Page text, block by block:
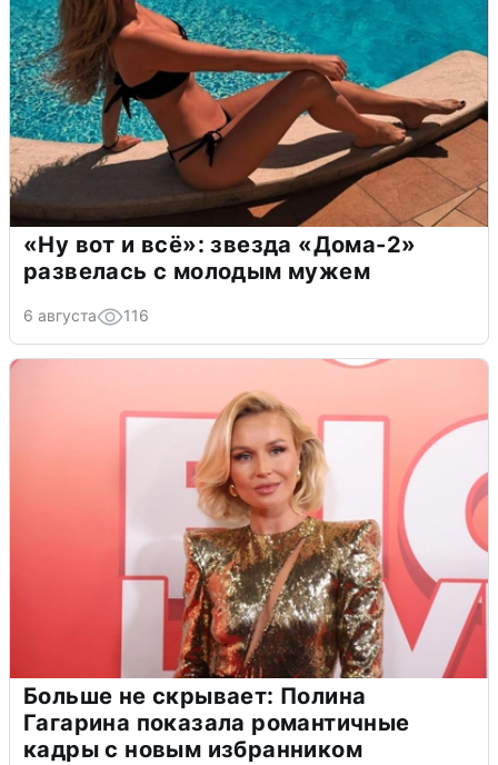
«Ну вот и всё»: звезда «Дома-2»
развелась с молодым мужем
6 августа 116
Больше не скрывает: Полина
Гагарина показала романтичные
кадры с новым избранником